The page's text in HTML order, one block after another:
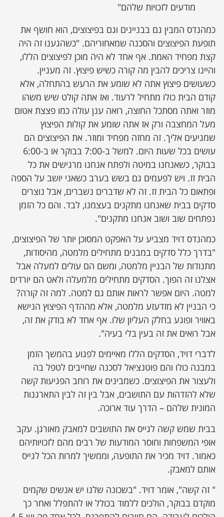
מודעים לזכויות שלהם"
כמהנדס המבין גם בבניינים וגם בפיצוצים, הוא חושף את
תופעת הפיצוצים והסכנה שמאחוריהם. "כשהגענו זה היה
קצת מפחיד האמת. אף אחד לא היה מוכן לפיצוצים הללו,
והיינו צריכים להבין מה קורה כשיש פיצוץ. זה מעניין.
כשעושים פיצוץ אתה לא שומע את הרעש בהתחלה, אלא
קודם הבית כולו מתחיל לרעוד. ואז אתה קולט שיש משהו
מוזר ואתה מסתכל החוצה, רואה ענן עולה כמו פצצת אטום
מעל המחצבה ורק אז אתה שומע את קולות הפיצוץ
שמגיעים אליך. זה מחזה מפחיד ומוזר. את הפיצוצים הם
עושים בכל שעות היום. למשל ב-7:00 בבוקר או ב-6:00
בבוקר, כשאנחנו במיטה ולפתח אנחנו מרגישים את כל
הבית זז. ויש לפעמים גם בשש בערב כשאני יושב על הספה
ופתאום כל הבית זז. זה לא שדברים נשברים, אבל נוצרים
סדקים בבית שאנחנו מתקנים בעצמנו, לבד. והם כל הזמן
נפתחים שוב ושוב אנחנו מתקנים".
כמהנדס דויד מצביע על האפקט המסוכן יותר של הפיצוצים,
"בדרך כלל סדקים במבנים מתחילים מלמטה, מהיסודות,
מתנודות של הבניין מלמטה, ומשם הם עולים למעלה אבל
אצלנו זה הפוך. הסדקים מתחילים מלמעלה ולאט הם יורדים
למטה. היום אפשר לראות אותם גם למטה. למה זה קורה?
כי הבניין לא מזדעזע מלמטה, אלא מההדף הפיצוץ הנישא
באוויר ופוגע בחלק העליון שלו. אף אחד לא בודק את זה,
אבל רואים את זה בעין בלי בעיה".
לדברי דויד, הסדקים הללו מאיימים לפגוע בהמשך הזמן
במבנה כולו והם פוטנציאל לסכנה שחייבים לטפל בה
ולעצור את הפיצוצים. כשמבינים את רוחב הפגיעות קשה
שלא להזדהות עם התושבים, אבל בין זה לבין התארגנות
המונית שלהם – הדרך עוד ארוכה.
בבית שמש קשה לגייס את התושבים למאבק מאורגן. עקב
אופי המשפחות וחוסר המודעות של רבים מהם לזכויותיהם
כאמור. דויד מכיר את התופעה, וממשיך למרות הכל לגייס
אותם למאבק.
" זה קשה", אומר דויד. "בשכונה שלנו יש אנשים שקמים
מוקדם בבוקר, הולכים ללמוד בכולל או להתפלל ואחר כך